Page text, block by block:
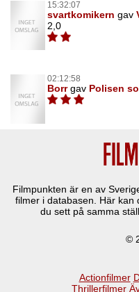
15:32:07
svartkomikern gav
2,0
02:12:58
Borrgav Polisen
Filmpunkten är en av
filmer i databasen. Här kan
du sett på samma
©
Actionfilmer
Thrillerfilmer